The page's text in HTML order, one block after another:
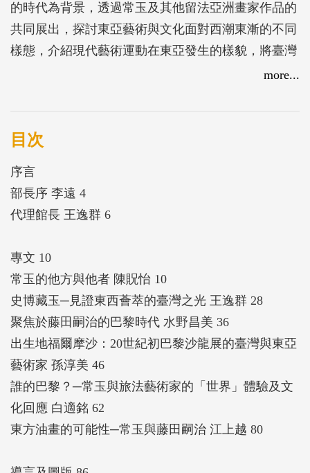
的時代為背景，透過常玉及其他留法亞洲畫家作品的
共同展出，探討東亞藝術與文化面對西潮東漸的不同
樣態，介紹現代藝術運動在東亞發生的樣貌，將臺灣
more...
目次
序言
部長序 李遠 4
代理館長 王逸群 6
專文 10
常玉的他方與他者 陳貺怡 10
史博藏玉─見證東西薈萃的臺灣之光 王逸群 28
聚焦於藤田嗣治的巴黎時代 水野昌美 36
出生地福爾摩沙：20世紀初巴黎沙龍展的臺灣與東亞
藝術家 孫淳美 46
誰的巴黎？─常玉與旅法藝術家的「世界」體驗及文
化回應 白適銘 62
東方油畫的可能性─常玉與藤田嗣治 江上越 80